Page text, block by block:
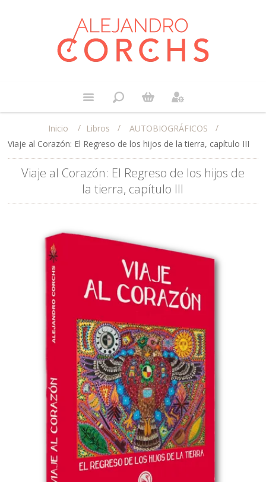
Inicio / Libros / AUTOBIOGRÁFICOS
/
Viaje al Corazón: El Regreso de los hijos de la tierra, capítulo III
Viaje al Corazón: El Regreso de los hijos de
la tierra, capítulo III